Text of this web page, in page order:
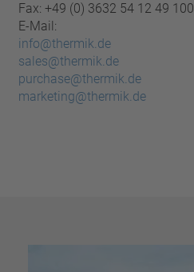
Fax: +49 (0) 3632 54 12 49 100
E-Mail:
info@thermik.de
sales@thermik.de
purchase@thermik.de
marketing@thermik.de